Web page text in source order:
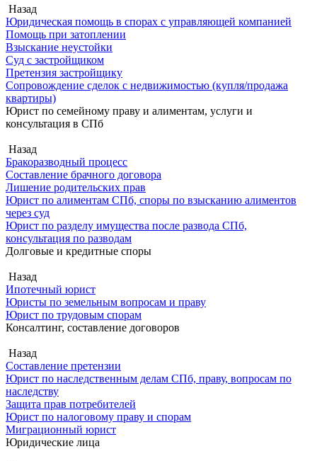
Назад
Юридическая помощь в спорах с управляющей компанией
Помощь при затоплении
Взыскание неустойки
Суд с застройщиком
Претензия застройщику
Сопровождение сделок с недвижимостью (купля/продажа
квартиры)
Юрист по семейному праву и алиментам, услуги и
консультация в СПб
Назад
Бракоразводный процесс
Составление брачного договора
Лишение родительских прав
Юрист по алиментам СПб, споры по взысканию алиментов
через суд
Юрист по разделу имущества после развода СПб,
консультация по разводам
Долговые и кредитные споры
Назад
Ипотечный юрист
Юристы по земельным вопросам и праву
Юрист по трудовым спорам
Консалтинг, составление договоров
Назад
Составление претензии
Юрист по наследственным делам СПб, праву, вопросам по
наследству
Защита прав потребителей
Юрист по налоговому праву и спорам
Миграционный юрист
Юридические лица